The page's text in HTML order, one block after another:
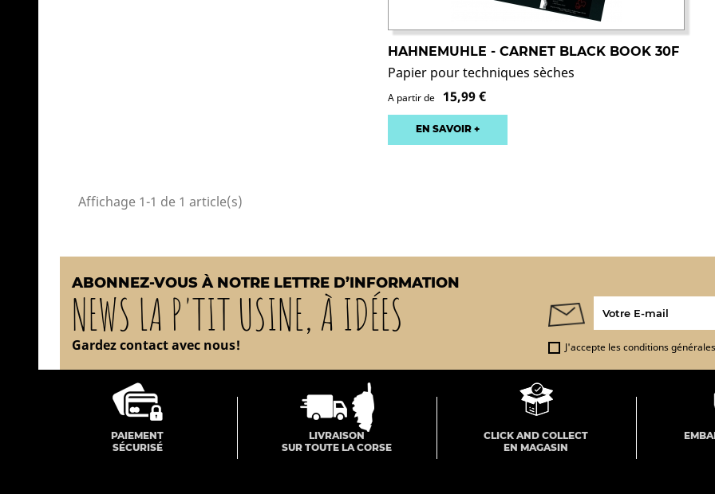
HAHNEMUHLE - CARNET BLACK BOOK 30F
Papier pour techniques sèches
A partir de 15,99 €
EN SAVOIR +
Affichage 1-1 de 1 article(s)
ABONNEZ-VOUS À NOTRE LETTRE D’INFORMATION
NEWS LA P'TIT USINE, À IDÉES
Gardez contact avec nous! J'accepte les conditions
PAIEMENT
SÉCURISÉ
LIVRAISON
SUR TOUTE LA CORSE
CLICK AND COLLECT
EN MAGASIN